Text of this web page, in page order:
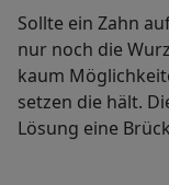
Sollte ein Zahn
nur noch die
kaum
setzen die hält.
Lösung eine